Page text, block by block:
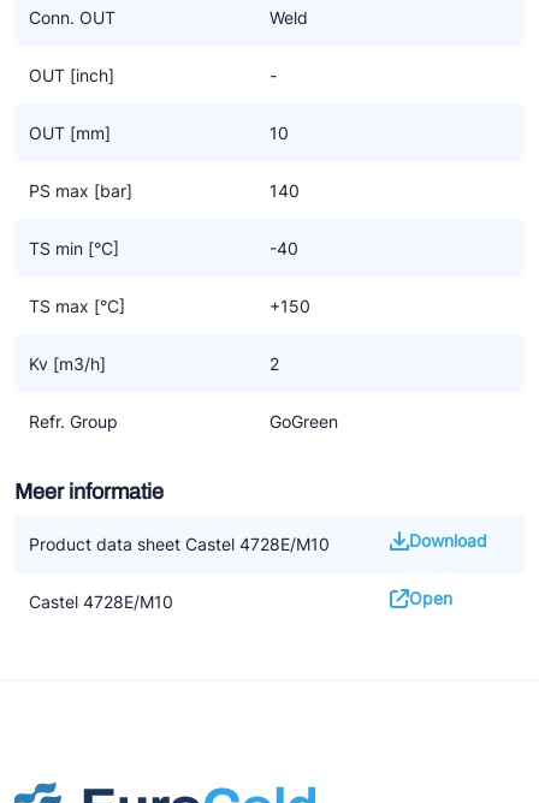
Conn. OUT Weld
OUT [inch] -
OUT [mm] 10
PS max [bar] 140
TS min [°C] -40
TS max [°C] +150
Kv [m3/h] 2
Refr. Group GoGreen
Meer informatie
Product data sheet Castel 4728E/M10 Download
Castel 4728E/M10 Open